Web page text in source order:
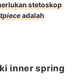
stetoskop
adalah
inner spring